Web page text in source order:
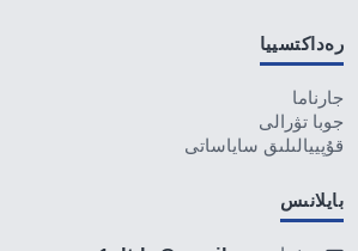
رەداكتسييا
جارناما
جوبا تۋرالى
قۇپييالىلىق ساياساتى
بايلانىس